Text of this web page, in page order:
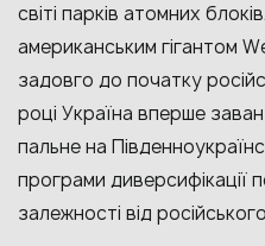
світі парків атомних
американським гігантом
задовго до початку
році Україна вперше
пальне на
програми диверсифікації
залежності від